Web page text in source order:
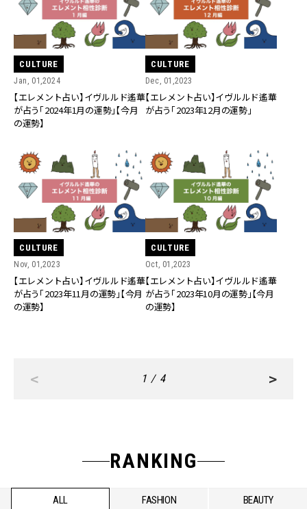
CULTURE
Jan, 01,2024
【エレメント占い】イヴルルド遙華
が占う「2024年1月の運勢」【今月
の運勢】
CULTURE
Dec, 01,2023
【エレメント占い】イヴルルド遙華
が占う「2023年12月の運勢」
CULTURE
Nov, 01,2023
【エレメント占い】イヴルルド遙華
が占う「2023年11月の運勢」【今月
の運勢】
CULTURE
Oct, 01,2023
【エレメント占い】イヴルルド遙華
が占う「2023年10月の運勢」【今月
の運勢】
< 1 / 4 >
RANKING
ALL FASHION BEAUTY